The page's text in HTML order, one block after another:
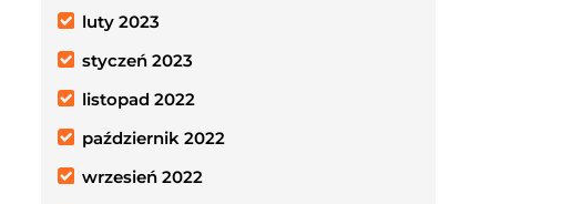
luty 2023
styczeń 2023
listopad 2022
październik 2022
wrzesień 2022